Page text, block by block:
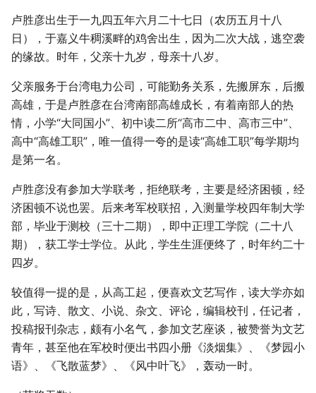
卢胜彦出生于一九四五年六月二十七日（农历五月十八
日），于嘉义牛稠溪畔的鸡舍出生，因为二次大战，逃空袭
的缘故。时年，父亲十九岁，母亲十八岁。
父亲服务于台湾电力公司，可能勤务关系，先搬屏东，后搬
高雄，于是卢胜彦在台湾南部高雄成长，有着南部人的热
情，小学“大同国小”、初中读二所“高市二中、高市三中”、
高中“高雄工职”，唯一值得一夸的是读“高雄工职”每学期均
是第一名。
卢胜彦没有参加大学联考，拒绝联考，主要是经济困顿，经
济困顿不说也罢。后来考军校联招，入测量学校四年制大学
部，毕业于测校（三十二期），即中正理工学院（二十八
期），获工学士学位。从此，学生生涯便终了，时年约二十
四岁。
较值得一提的是，从高工起，便喜欢文艺写作，读大学亦如
此，写诗、散文、小说、杂文、评论，编辑校刊，任记者，
投稿报刊杂志，颇有小名气，参加文艺座谈，被赞誉为文艺
青年，甚至他在军校时便出书四小册《淡烟集》、《梦园小
语》、《飞散蓝梦》、《风中叶飞》，轰动一时。